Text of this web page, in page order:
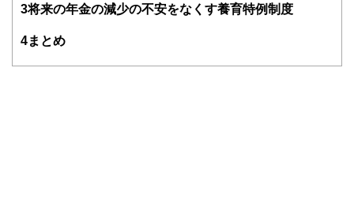
3将来の年金の減少の不安をなくす養育特例制度
4まとめ